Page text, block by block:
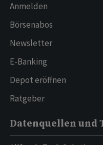
Anmelden
Börsenabos
Newsletter
E-Banking
Depot eröffnen
Ratgeber
Datenquellen und